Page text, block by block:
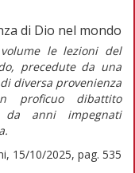
di Dio nel mondo
le lezioni del
precedute da una
diversa provenienza
proficuo dibattito
anni impegnati
15/10/2025, pag. 535